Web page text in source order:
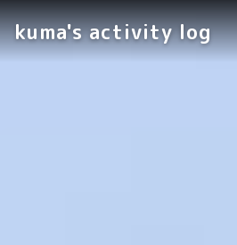
kuma's activity log